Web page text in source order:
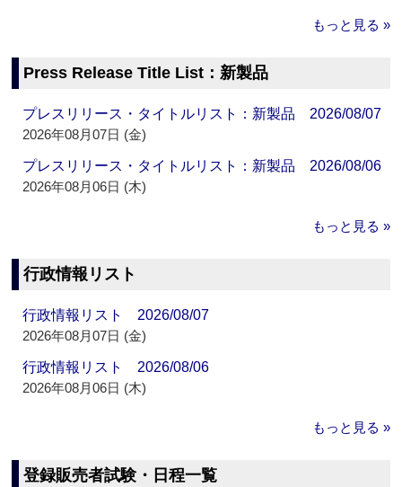
もっと見る »
Press Release Title List：新製品
プレスリリース・タイトルリスト：新製品 2026/08/07
2026年08月07日 (金)
プレスリリース・タイトルリスト：新製品 2026/08/06
2026年08月06日 (木)
もっと見る »
行政情報リスト
行政情報リスト 2026/08/07
2026年08月07日 (金)
行政情報リスト 2026/08/06
2026年08月06日 (木)
もっと見る »
登録販売者試験・日程一覧